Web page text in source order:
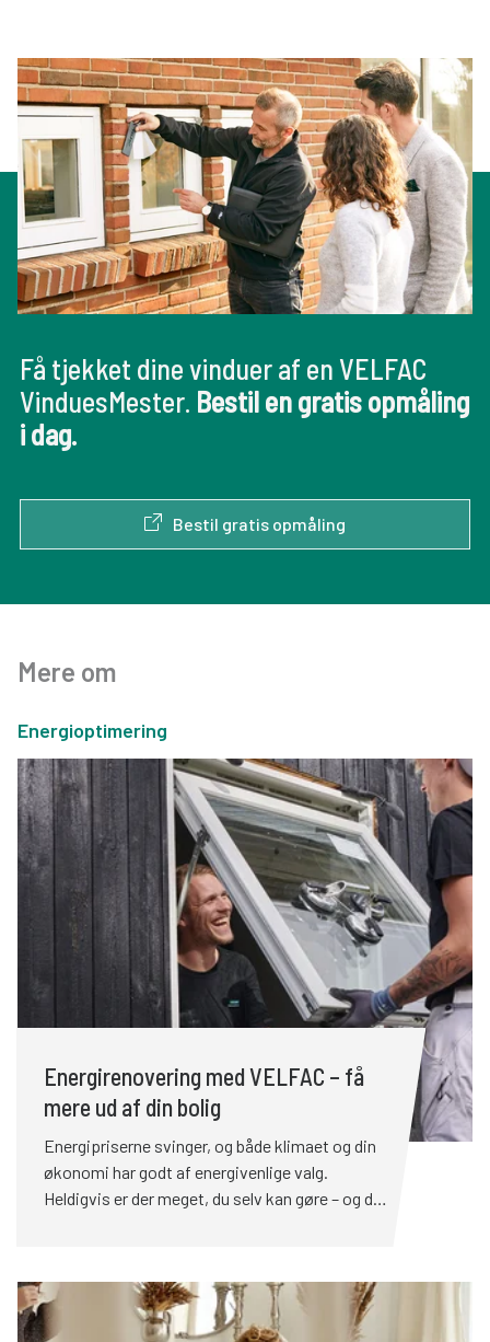
Få tjekket dine vinduer af en VELFAC
VinduesMester. Bestil en gratis opmåling
i dag.
Bestil gratis opmåling
Mere om
Energioptimering
Energirenovering med VELFAC – få
mere ud af din bolig
Energipriserne svinger, og både klimaet og din
økonomi har godt af energivenlige valg.
Heldigvis er der meget, du selv kan gøre – og du
fungere bedre: Det betyder lavere
varmeregning, højere komfort og ofte en bolig,
der stiger i værdi. Energipriserne svinger, og